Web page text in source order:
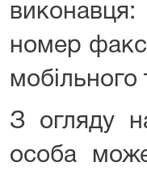
номер
З огляду
особа